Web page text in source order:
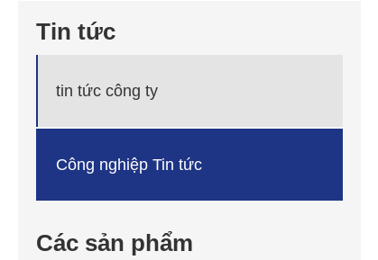
Tin tức
tin tức công ty
Công nghiệp Tin tức
Các sản phẩm